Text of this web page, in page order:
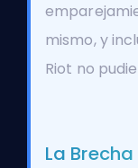
mismo, y
Riot no
La